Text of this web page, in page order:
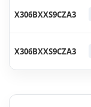
X306BXXS9CZA3
X306BXXS9CZA3